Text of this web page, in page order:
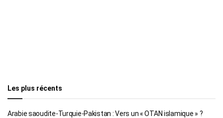
Les plus récents
Arabie saoudite-Turquie-Pakistan : Vers un « OTAN islamique » ?